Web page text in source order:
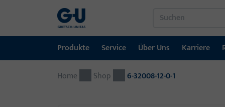
Produkte
Produkte
Service
Service
Über Uns
Über Uns
Karriere
Karriere
Referenzen
Kontakt
Home Shop 6-32008-12-0-1